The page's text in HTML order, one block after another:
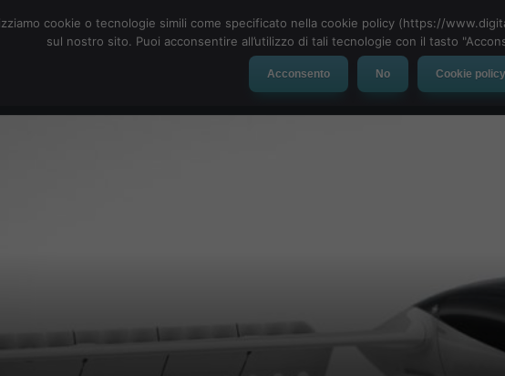
Social Network App Automotive
cookie o tecnologie simili come specificato nella cookie policy (https://
sul nostro sito. Puoi acconsentire all’utilizzo di tali tecnologie con il tasto
Acconsento No Cookie policy